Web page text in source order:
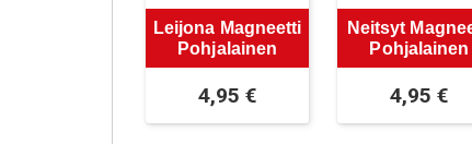
Leijona Magneetti
Pohjalainen
4,95€
Neitsyt
Pohjalainen
4,95€